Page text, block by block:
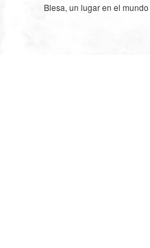
Blesa, un lugar en el mundo